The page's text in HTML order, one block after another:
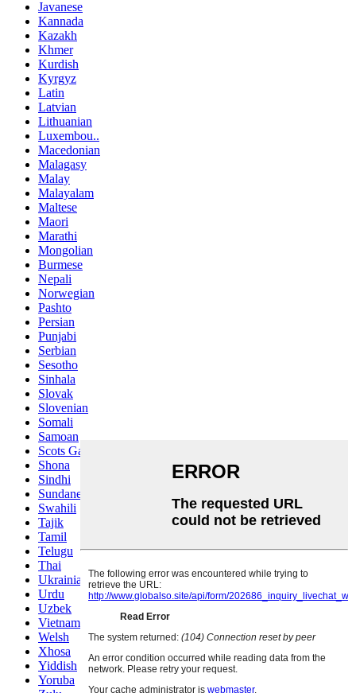
Javanese
Kannada
Kazakh
Khmer
Kurdish
Kyrgyz
Latin
Latvian
Lithuanian
Luxembou..
Macedonian
Malagasy
Malay
Malayalam
Maltese
Maori
Marathi
Mongolian
Burmese
Nepali
Norwegian
Pashto
Persian
Punjabi
Serbian
Sesotho
Sinhala
Slovak
Slovenian
Somali
Samoan
Scots Gaelic
Shona
Sindhi
Sundanese
Swahili
Tajik
Tamil
Telugu
Thai
Ukrainian
Urdu
Uzbek
Vietnamese
Welsh
Xhosa
Yiddish
Yoruba